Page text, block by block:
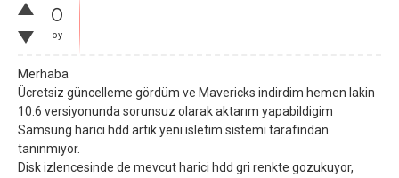
0
oy
Merhaba
Ücretsiz güncelleme gördüm ve Mavericks indirdim hemen lakin
10.6 versiyonunda sorunsuz olarak aktarım yapabildigim
Samsung harici hdd artık yeni isletim sistemi tarafindan
tanınmıyor.
Disk izlencesinde de mevcut harici hdd gri renkte gozukuyor,